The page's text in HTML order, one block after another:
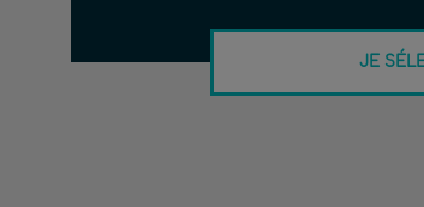
JE